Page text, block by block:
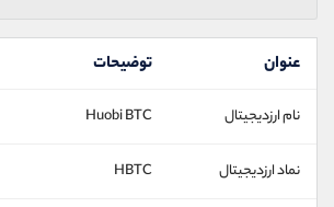
عنوان توضیحات
نام ارزدیجیتال Huobi BTC
نماد ارزدیجیتال HBTC